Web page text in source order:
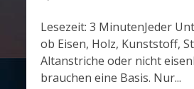
Lesezeit: 3 MinutenJeder
ob Eisen, Holz, Kunststoff,
Altanstriche oder nicht
brauchen eine Basis. Nur...